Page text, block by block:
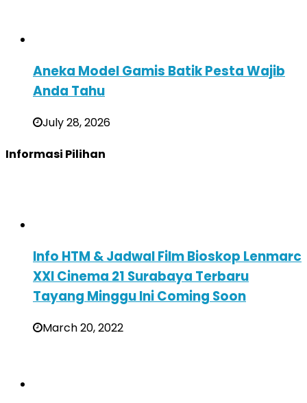
Aneka Model Gamis Batik Pesta Wajib
Anda Tahu
July 28, 2026
Informasi Pilihan
Info HTM & Jadwal Film Bioskop Lenmarc
XXI Cinema 21 Surabaya Terbaru
Tayang Minggu Ini Coming Soon
March 20, 2022